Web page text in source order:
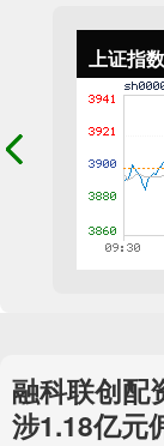
上证指数
融科联创配
涉1.18亿元